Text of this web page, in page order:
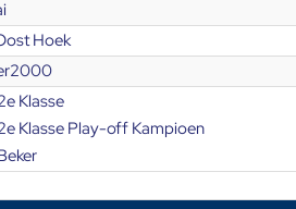
Hoek
Klasse
Klasse Play-off Kampioen